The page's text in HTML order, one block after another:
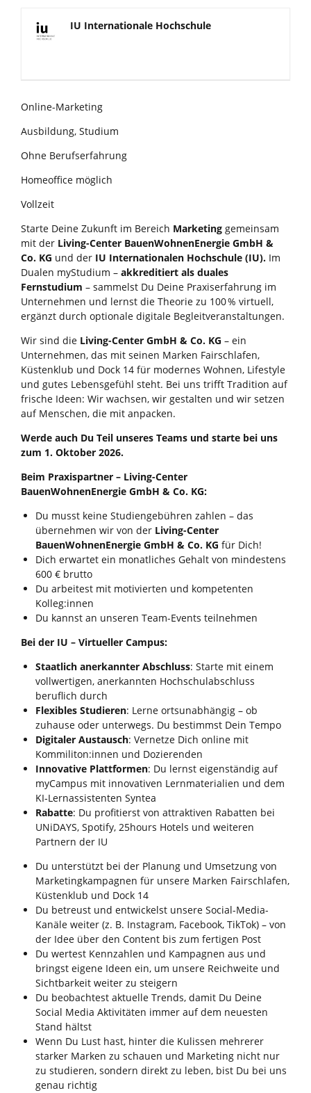
IU Internationale Hochschule
Online-Marketing
Ausbildung, Studium
Ohne Berufserfahrung
Homeoffice möglich
Vollzeit
Starte Deine Zukunft im Bereich Marketing gemeinsam
mit der Living-Center BauenWohnenEnergie GmbH &
Co. KG und der IU Internationalen Hochschule (IU). Im
Dualen myStudium – akkreditiert als duales
Fernstudium – sammelst Du Deine Praxiserfahrung im
Unternehmen und lernst die Theorie zu 100 % virtuell,
ergänzt durch optionale digitale Begleitveranstaltungen.
Wir sind die Living-Center GmbH & Co. KG – ein
Unternehmen, das mit seinen Marken Fairschlafen,
Küstenklub und Dock 14 für modernes Wohnen, Lifestyle
und gutes Lebensgefühl steht. Bei uns trifft Tradition auf
frische Ideen: Wir wachsen, wir gestalten und wir setzen
auf Menschen, die mit anpacken.
Werde auch Du Teil unseres Teams und starte bei uns
zum 1. Oktober 2026.
Beim Praxispartner – Living-Center
BauenWohnenEnergie GmbH & Co. KG:
Du musst keine Studiengebühren zahlen – das
übernehmen wir von der Living-Center
BauenWohnenEnergie GmbH & Co. KG für Dich!
Dich erwartet ein monatliches Gehalt von mindestens
600 € brutto
Du arbeitest mit motivierten und kompetenten
Kolleg:innen
Du kannst an unseren Team-Events teilnehmen
Bei der IU – Virtueller Campus:
Staatlich anerkannter Abschluss: Starte mit einem
vollwertigen, anerkannten Hochschulabschluss
beruflich durch
Flexibles Studieren: Lerne ortsunabhängig – ob
zuhause oder unterwegs. Du bestimmst Dein Tempo
Digitaler Austausch: Vernetze Dich online mit
Kommiliton:innen und Dozierenden
Innovative Plattformen: Du lernst eigenständig auf
myCampus mit innovativen Lernmaterialien und dem
KI‑Lernassistenten Syntea
Rabatte: Du profitierst von attraktiven Rabatten bei
UNiDAYS, Spotify, 25hours Hotels und weiteren
Partnern der IU
Du unterstützt bei der Planung und Umsetzung von
Marketingkampagnen für unsere Marken Fairschlafen,
Küstenklub und Dock 14
Du betreust und entwickelst unsere Social-Media-
Kanäle weiter (z. B. Instagram, Facebook, TikTok) – von
der Idee über den Content bis zum fertigen Post
Du wertest Kennzahlen und Kampagnen aus und
bringst eigene Ideen ein, um unsere Reichweite und
Sichtbarkeit weiter zu steigern
Du beobachtest aktuelle Trends, damit Du Deine
Social Media Aktivitäten immer auf dem neuesten
Stand hältst
Wenn Du Lust hast, hinter die Kulissen mehrerer
starker Marken zu schauen und Marketing nicht nur
zu studieren, sondern direkt zu leben, bist Du bei uns
genau richtig